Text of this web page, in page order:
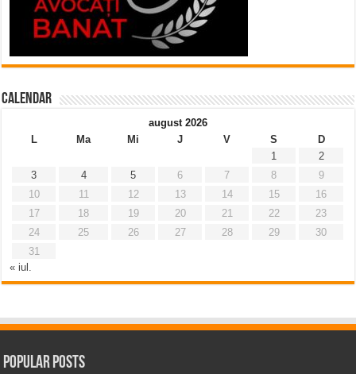
Calendar
august 2026
L
Ma Mi J V S
D
1
2
3
4 5 6 7 8
9
10
11 12 13 14 15
16
17
18 19 20 21 22
23
24
25 26 27 28 29
30
31
« iul.
Popular Posts